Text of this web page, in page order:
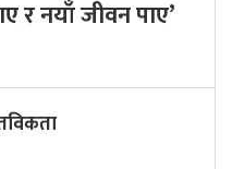
र नयाँ जीवन पाए’